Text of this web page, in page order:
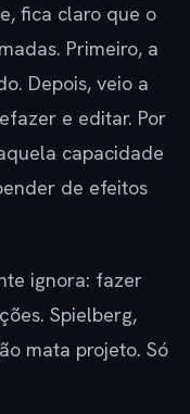
fica claro que o
Primeiro, a
Depois, veio a
e editar. Por
capacidade
de efeitos
ignora: fazer
Spielberg,
mata projeto. Só